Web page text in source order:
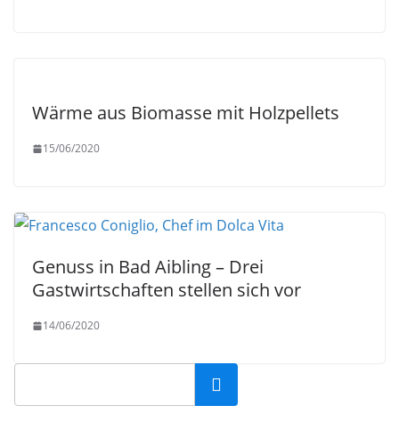
Wärme aus Biomasse mit Holzpellets
15/06/2020
Genuss in Bad Aibling – Drei
Gastwirtschaften stellen sich vor
14/06/2020